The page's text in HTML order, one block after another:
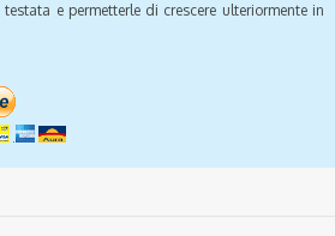
e permetterle di crescere ulteriormente in